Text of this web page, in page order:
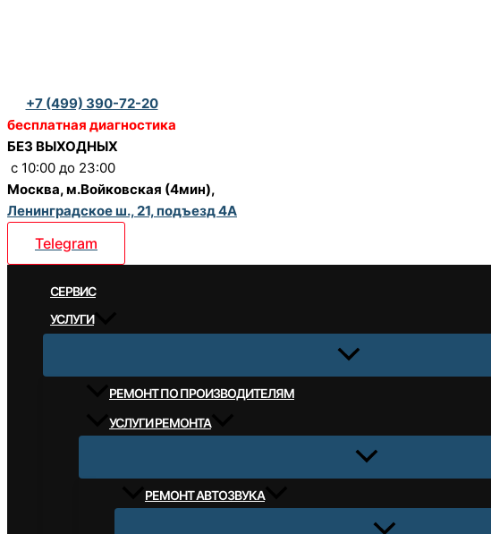
+7 (499) 390-72-20
бесплатная диагностика
БЕЗ ВЫХОДНЫХ
c 10:00 до 23:00
Москва, м.Войковская (4мин),
Ленинградское ш., 21, подъезд 4А
Telegram
CЕРВИС
УСЛУГИ
РЕМОНТ ПО ПРОИЗВОДИТЕЛЯМ
УСЛУГИ РЕМОНТА
РЕМОНТ АВТОЗВУКА